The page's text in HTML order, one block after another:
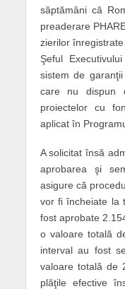
săptămâni că
preaderare
zierilor
Şeful
sistem de
care nu dispun
proiec­telor cu
aplicat în
A solicitat însă
aprobarea şi
asigure că
vor fi în­cheiate la
fost aprobate
o valoare totală
interval au fost
valoare totală de
plăţile efective